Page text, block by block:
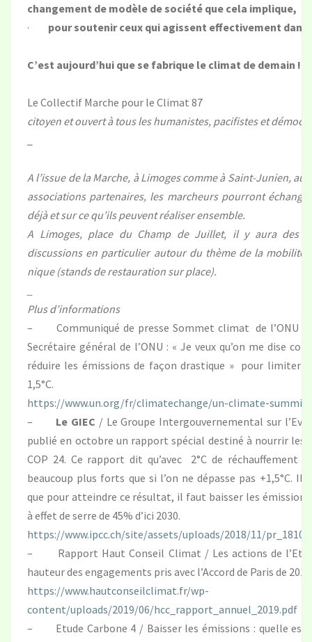
changement de modèle de société que cela implique,
· pour soutenir ceux qui agissent effectivement dans
C’est aujourd’hui que se fabrique le climat de demain !
Le Collectif Marche pour le Climat 87
citoyen et ouvert à tous les humanistes, pacifistes et
A l’issue de la Marche, à Limoges comme à Saint-Junien,
associations partenaires, les marcheurs pourront
déjà et sur ce qu’ils peuvent réaliser ensemble.
A Limoges, place du Champ de Juillet, il y aura des
discussions en particulier autour du thème de la mobilité
nique (stands de restauration sur place).
Plus d’informations
– Communiqué de presse Sommet climat de l’ONU /
Secrétaire général de l’ONU : « Je veux qu’on me dise
réduire les émissions de façon drastique » pour limiter
1,5°C.
https://www.un.org/fr/climatechange/un-climate-
– Le GIEC / Le Groupe Intergouvernemental sur
publié en octobre un rapport spécial destiné à nourrir les
COP 24. Ce rapport dit qu’avec 2°C de réchauffement
beaucoup plus forts que si l’on ne dépasse pas +1,5°C. Il
que pour atteindre ce résultat, il faut baisser les
à effet de serre de 45% d’ici 2030.
https://www.ipcc.ch/site/assets/uploads/2018/11/
– Rapport Haut Conseil Climat / Les actions de
hauteur des engagements pris avec l’Accord de Paris de 2015
https://www.hautconseilclimat.fr/wp-
content/uploads/2019/06/hcc_rapport_annuel_2019.pdf
– Etude Carbone 4 / Baisser les émissions : quelle est